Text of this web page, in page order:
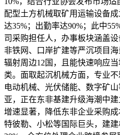
配型土方机械取矿用运输设备
达35%；出勤率达90%；此中
司采购担任人，办事板块涵盖
非铁网、口岸扩建等严沉项目
辐射周边12国，且能快速响应
类。面取起沉机械方面，专业
电动机械、光伏储能、数字矿
亚，正在东非基建升级海潮中
增速显著，降低东非企业采购
特彼勒、小松等国际巨头，建